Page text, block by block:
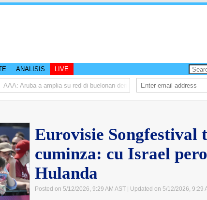
ANALISIS LIVE
Aruba a amplia su red di buelonan den 2025 Dos siman mas pa
Eurovisie Songfestival
cuminza: cu Israel
Hulanda
Posted on 5/12/2026, 9:29 AM AST | Updated on 5/12/2026, 9:29